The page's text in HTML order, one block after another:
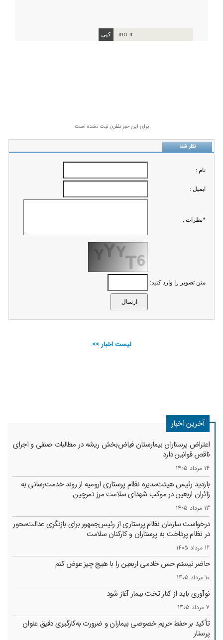
ino.ir
برای این خبر نظری ثبت نشده است
نظر شما
نام :
ايميل :
*نظرات :
متن تصویر را وارد کنید:
لیست اخبار >>
آخرین اخبار
اعتراض پرستاران بیمارستان فیاض‌بخش ریشه در مطالبات صنفی و اجرای
ناقص قوانین دارد
14 مرداد 1405
بازدید رئیس هیئت‌مدیره نظام پرستاری ارومیه از روند خدمت‌رسانی به
زائران اربعین در موکب شهدای سلامت مرز تمرچین
13 مرداد 1405
درخواست سازمان نظام پرستاری از رئیس‌جمهور برای بازنگری عدالت‌محور
در نظام پرداخت به پرستاران و کارکنان سلامت
12 مرداد 1405
حاضر نیستم حس خادمی اربعین را با هیچ چیز عوض کنم
10 مرداد 1405
نوآوری باید از کنار تخت بیمار آغاز شود
7 مرداد 1405
تأکید بر حفظ حریم خصوصی بیماران و ضرورت به‌کارگیری دقیق عنوان
پرستار